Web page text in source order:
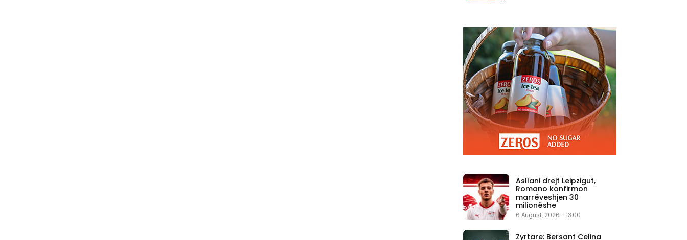
Asllani drejt Leipzigut,
Romano konfirmon
marrëveshjen 30
milionëshe
6 August, 2026 - 13:00
Zyrtare: Bersant Celina